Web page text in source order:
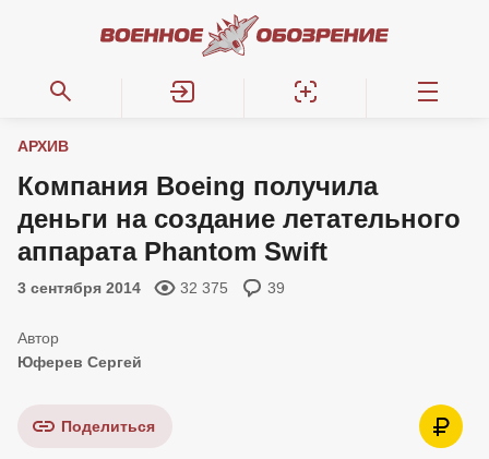
АРХИВ
Компания Boeing получила
деньги на создание летательного
аппарата Phantom Swift
3 сентября 2014 32 375 39
Юферев Сергей
Поделиться